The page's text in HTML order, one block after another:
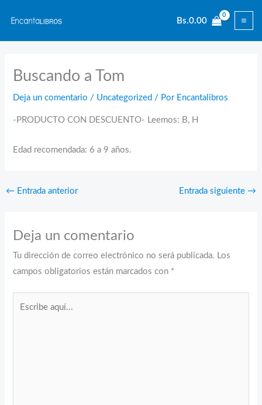
contenido
Bs.0.00
Buscando a Tom
Deja un comentario / Uncategorized / Por Encantalibros
-PRODUCTO CON DESCUENTO- Leemos: B, H
Edad recomendada: 6 a 9 años.
← Entrada anterior Entrada siguiente →
Deja un comentario
Tu dirección de correo electrónico no será publicada. Los
campos obligatorios están marcados con *